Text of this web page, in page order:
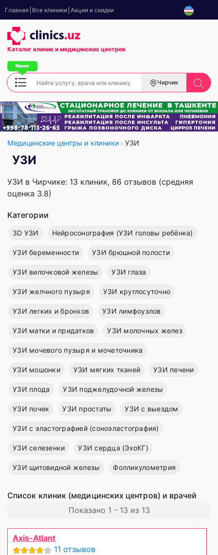
Главная Все клиники Акции и скидки
Каталог клиник и медицинских центров
Чирчик
Медицинские центры и клиники УЗИ
УЗИ
УЗИ в Чирчике: 13 клиник, 86 отзывов (средняя
оценка 3.8)
Категории
3D УЗИ Нейросонография (УЗИ головы ребёнка)
УЗИ беременности УЗИ брюшной полости
УЗИ вилочковой железы УЗИ глаза
УЗИ желчного пузыря УЗИ круглосуточно
УЗИ легких и бронхов УЗИ лимфоузлов
УЗИ матки и придатков УЗИ молочных желез
УЗИ мочевого пузыря и мочеточника
УЗИ мошонки УЗИ мягких тканей УЗИ печени
УЗИ плода УЗИ поджелудочной железы
УЗИ почек УЗИ простаты УЗИ с выездом
УЗИ с эластографией (соноэластография)
УЗИ селезенки УЗИ сердца (ЭхоКГ)
УЗИ щитовидной железы Фолликулометрия
Список клиник (медицинских центров) и врачей
Показано 1 - 13 из 13
Axis-Atlant
11 отзывов